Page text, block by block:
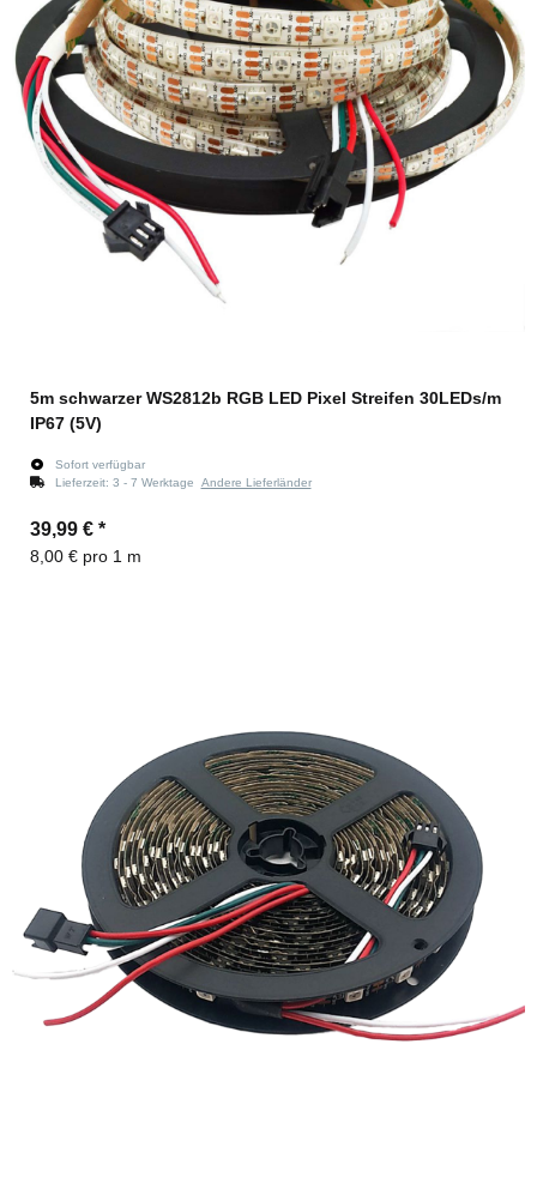
5m schwarzer WS2812b RGB LED Pixel Streifen 30LEDs/m
IP67 (5V)
Sofort verfügbar
Lieferzeit: 3 - 7 Werktage Andere Lieferländer
39,99 € *
8,00 € pro 1 m